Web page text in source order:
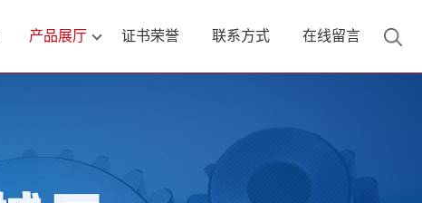
产品展厅 证书荣誉 联系方式 在线留言